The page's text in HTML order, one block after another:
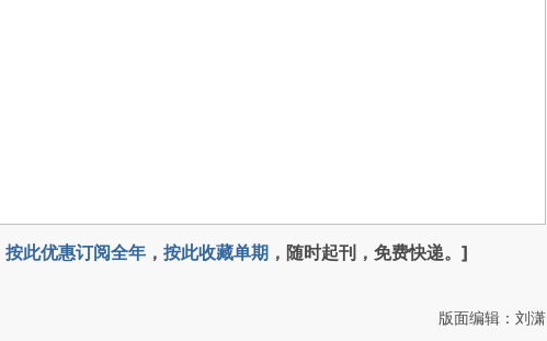
按此优惠订阅全年 ， 按此收藏单期 ，随时起刊，免费快递。]
版面编辑：刘潇